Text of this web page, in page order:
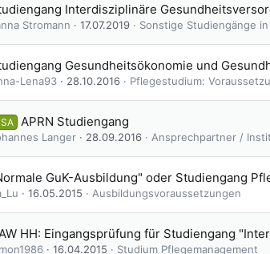
Interdisziplinäre
Stromann 17.07.2019 Sonstige Studiengänge
Gesundheitsökonomie und
Lena93 28.10.2016 Pflegestudium:
APRN Studiengang
Langer 28.09.2016 Ansprechpartner /
GuK-Ausbildung" oder Studiengang
16.05.2015 Ausbildungsvoraussetzungen
HH: Eingangsprüfung für Studiengang
16.04.2015 Studium Pflegemanagement